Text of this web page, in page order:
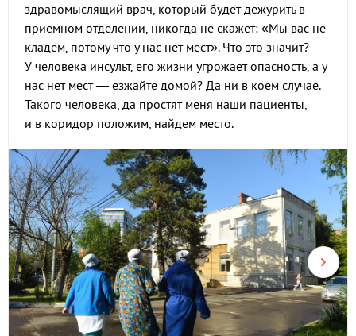
здравомыслящий врач, который будет дежурить в
приемном отделении, никогда не скажет: «Мы вас не
кладем, потому что у нас нет мест». Что это значит?
У человека инсульт, его жизни угрожает опасность, а у
нас нет мест — езжайте домой? Да ни в коем случае.
Такого человека, да простят меня наши пациенты,
и в коридор положим, найдем место.